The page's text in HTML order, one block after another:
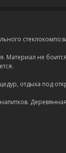
Материал не
отдыха под